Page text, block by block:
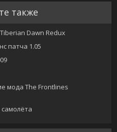
также
Dawn Redux
патча 1.05
мода The Frontlines